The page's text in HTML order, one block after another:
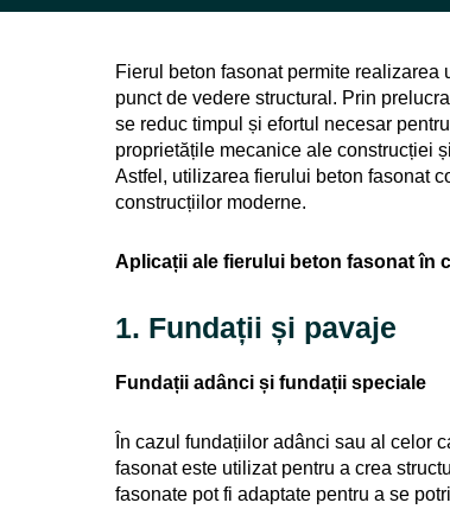
Fierul beton fasonat permite
punct de vedere structural. Prin
se reduc timpul și efortul necesar
proprietățile mecanice ale construcției
Astfel, utilizarea fierului beton fasonat
construcțiilor moderne.
Aplicații ale fierului beton fasonat în
1. Fundații și pavaje
Fundații adânci și fundații speciale
În cazul fundațiilor adânci sau al celor
fasonat este utilizat pentru a crea
fasonate pot fi adaptate pentru a se